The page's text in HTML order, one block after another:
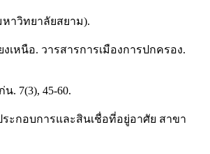
าวิทยาลัยสยาม).
หนือ. วารสารการเมืองการปกครอง.
7(3), 45-60.
ะกอบการและสินเชื่อที่อยู่อาศัย สาขา